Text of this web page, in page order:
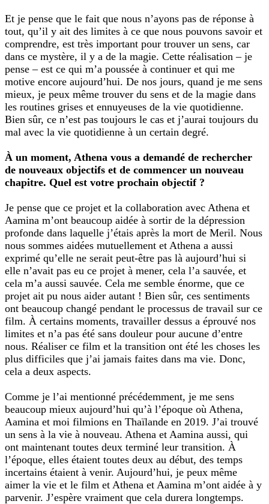
Et je pense que le fait que nous n’ayons pas de réponse à
tout, qu’il y ait des limites à ce que nous pouvons savoir et
comprendre, est très important pour trouver un sens, car
dans ce mystère, il y a de la magie. Cette réalisation – je
pense – est ce qui m’a poussée à continuer et qui me
motive encore aujourd’hui. De nos jours, quand je me sens
mieux, je peux même trouver du sens et de la magie dans
les routines grises et ennuyeuses de la vie quotidienne.
Bien sûr, ce n’est pas toujours le cas et j’aurai toujours du
mal avec la vie quotidienne à un certain degré.
À un moment, Athena vous a demandé de rechercher
de nouveaux objectifs et de commencer un nouveau
chapitre. Quel est votre prochain objectif ?
Je pense que ce projet et la collaboration avec Athena et
Aamina m’ont beaucoup aidée à sortir de la dépression
profonde dans laquelle j’étais après la mort de Meril. Nous
nous sommes aidées mutuellement et Athena a aussi
exprimé qu’elle ne serait peut-être pas là aujourd’hui si
elle n’avait pas eu ce projet à mener, cela l’a sauvée, et
cela m’a aussi sauvée. Cela me semble énorme, que ce
projet ait pu nous aider autant ! Bien sûr, ces sentiments
ont beaucoup changé pendant le processus de travail sur ce
film. À certains moments, travailler dessus a éprouvé nos
limites et n’a pas été sans douleur pour aucune d’entre
nous. Réaliser ce film et la transition ont été les choses les
plus difficiles que j’ai jamais faites dans ma vie. Donc,
cela a deux aspects.
Comme je l’ai mentionné précédemment, je me sens
beaucoup mieux aujourd’hui qu’à l’époque où Athena,
Aamina et moi filmions en Thaïlande en 2019. J’ai trouvé
un sens à la vie à nouveau. Athena et Aamina aussi, qui
ont maintenant toutes deux terminé leur transition. À
l’époque, elles étaient toutes deux au début, des temps
incertains étaient à venir. Aujourd’hui, je peux même
aimer la vie et le film et Athena et Aamina m’ont aidée à y
parvenir. J’espère vraiment que cela durera longtemps.